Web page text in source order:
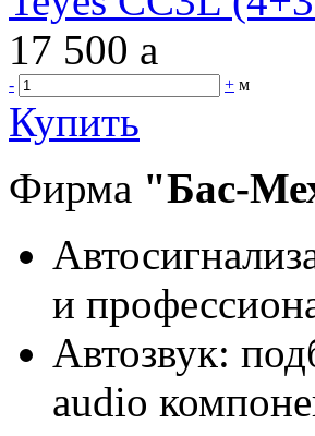
17 500 a
- + м
Купить
Фирма "Бас-
и
Автозвук:
audio